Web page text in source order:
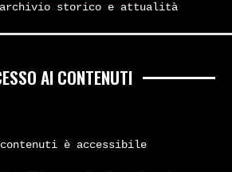
archivio storico e attualità
AI CONTENUTI
è accessibile